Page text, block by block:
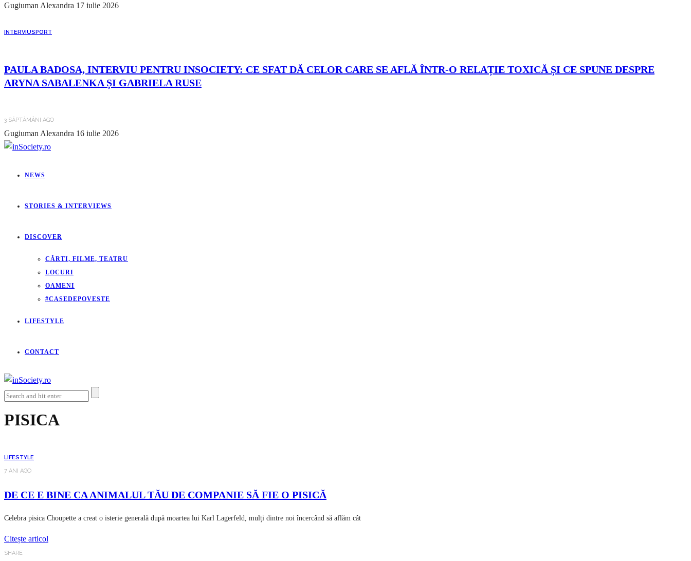
Gugiuman Alexandra 17 iulie 2026
INTERVIUSPORT
PAULA BADOSA, INTERVIU PENTRU INSOCIETY: CE SFAT DĂ CELOR CARE SE AFLĂ ÎNTR-O RELAȚIE TOXICĂ ȘI CE SPUNE DESPRE
ARYNA SABALENKA ȘI GABRIELA RUSE
3 SĂPTĂMÂNI AGO
Gugiuman Alexandra 16 iulie 2026
NEWS
STORIES & INTERVIEWS
DISCOVER
CĂRTI, FILME, TEATRU
LOCURI
OAMENI
#CASEDEPOVESTE
LIFESTYLE
CONTACT
PISICA
LIFESTYLE
7 ANI AGO
DE CE E BINE CA ANIMALUL TĂU DE COMPANIE SĂ FIE O PISICĂ
Celebra pisica Choupette a creat o isterie generală după moartea lui Karl Lagerfeld, mulți dintre noi încercând să aflăm cât
Citește articol
SHARE